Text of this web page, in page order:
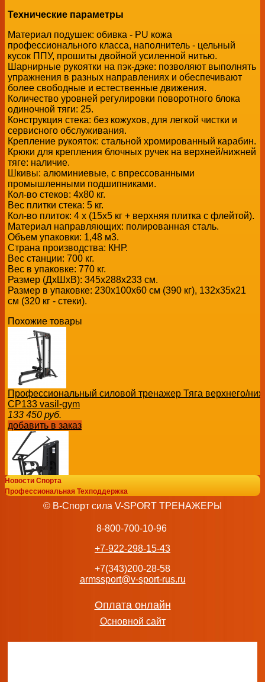
Технические параметры
Материал подушек: обивка - PU кожа
профессионального класса, наполнитель - цельный
кусок ППУ, прошиты двойной усиленной нитью.
Шарнирные рукоятки на пэк-дэке: позволяют выполнять
упражнения в разных направлениях и обеспечивают
более свободные и естественные движения.
Количество уровней регулировки поворотного блока
одиночной тяги: 25.
Конструкция стека: без кожухов, для легкой чистки и
сервисного обслуживания.
Крепление рукояток: стальной хромированный карабин.
Крюки для крепления блочных ручек на верхней/нижней
тяге: наличие.
Шкивы: алюминиевые, с впрессованными
промышленными подшипниками.
Кол-во стеков: 4х80 кг.
Вес плитки стека: 5 кг.
Кол-во плиток: 4 х (15х5 кг + верхняя плитка с флейтой).
Материал направляющих: полированная сталь.
Объем упаковки: 1,48 м3.
Страна производства: КНР.
Вес станции: 700 кг.
Вес в упаковке: 770 кг.
Размер (ДхШхВ): 345х288х233 см.
Размер в упаковке: 230х100х60 см (390 кг), 132х35х21
см (320 кг - стеки).
Похожие товары
Профессиональный силовой тренажер Тяга верхнего/
CP133 vasil-gym
133 450 руб.
добавить в заказ
Тяга сверху профессиональная BRONZE GYM NEO 35
руб.
Новости Спорта
Профессиональная Техподдержка
© В-Спорт сила V-SPORT ТРЕНАЖЕРЫ
8-800-700-10-96
+7-922-298-15-43
+7(343)200-28-58
armssport@v-sport-rus.ru
Оплата онлайн
Основной сайт